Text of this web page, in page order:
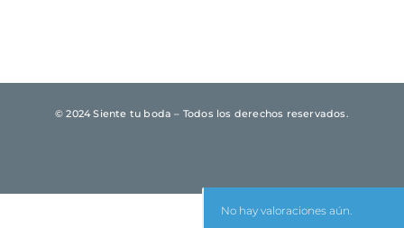
No hay valoraciones aún.
© 2024 Siente tu boda – Todos los derechos reservados.